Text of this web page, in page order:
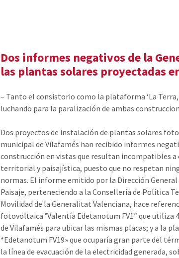
Dos informes negativos de la
las plantas solares proyectadas
– Tanto el consistorio como la plataforma ‘La
luchando para la paralización de ambas
Dos proyectos de instalación de plantas solares
municipal de Vilafamés han recibido informes
construcción en vistas que resultan incompatibles
territorial y paisajística, puesto que no respetan
normas. El informe emitido por la Dirección
Paisaje, perteneciendo a la Consellería de Política
Movilidad de la Generalitat Valenciana, hace
fotovoltaica ‟Valentía Edetanotum FV1″ que utiliza
de Vilafamés para ubicar las mismas placas; y a la
*Edetanotum FV19» que ocuparía gran parte del
la línea de evacuación de la electricidad generada,